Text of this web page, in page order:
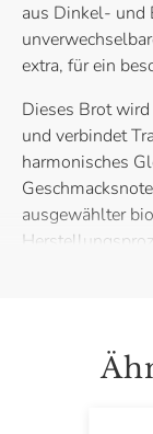
aus Dinkel- und
extra, für ein
Dieses Brot
und verbindet
harmonisches
ausgewählter
echte